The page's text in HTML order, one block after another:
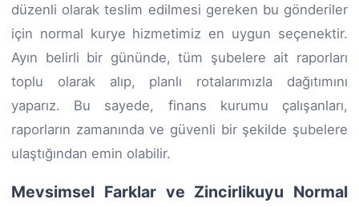
düzenli olarak teslim edilmesi gereken bu gönderiler
için normal kurye hizmetimiz en uygun seçenektir.
Ayın belirli bir gününde, tüm şubelere ait raporları
toplu olarak alıp, planlı rotalarımızla dağıtımını
yaparız. Bu sayede, finans kurumu çalışanları,
raporların zamanında ve güvenli bir şekilde şubelere
ulaştığından emin olabilir.
Mevsimsel Farklar ve Zincirlikuyu Normal